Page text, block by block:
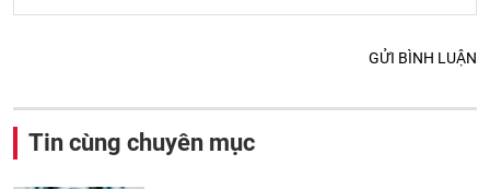
GỬI BÌNH LUẬN
Tin cùng chuyên mục